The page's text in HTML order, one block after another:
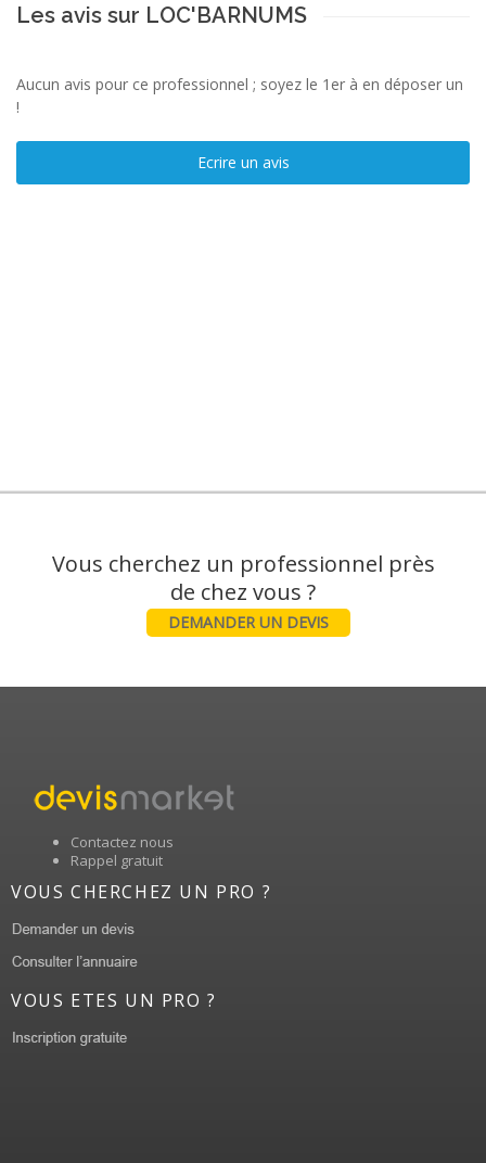
Les avis sur LOC'BARNUMS
Aucun avis pour ce professionnel ; soyez le 1er à en déposer un
!
Ecrire un avis
Vous cherchez un professionnel près
DEMANDER UN DEVIS
Contactez nous
Rappel gratuit
VOUS CHERCHEZ UN PRO ?
VOUS ETES UN PRO ?